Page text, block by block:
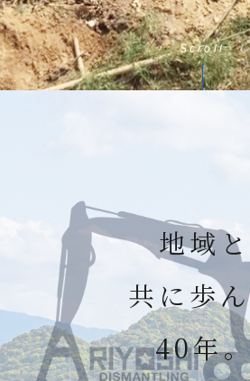
Scroll
地域 と
共 に歩ん
40年。